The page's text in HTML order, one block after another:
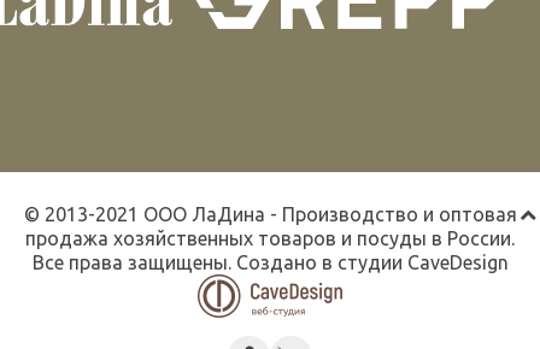
© 2013-2021 ООО ЛаДина - Производство и оптовая
продажа хозяйственных товаров и посуды в России.
Все права защищены. Создано в студии CaveDesign